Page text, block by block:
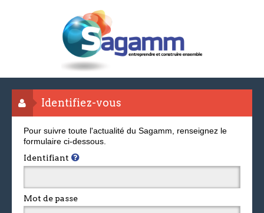
Identifiez-vous
Pour suivre toute l'actualité du Sagamm, renseignez le
formulaire ci-dessous.
Identifiant
Mot de passe